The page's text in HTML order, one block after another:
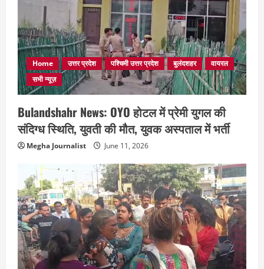
Home उत्तर प्रदेश पश्चिमी उत्तर प्रदेश बुलंदशहर
वायरल
सभी न्यूज़
Bulandshahr News: OYO होटल में प्रेमी युगल की
संदिग्ध स्थिति, युवती की मौत, युवक अस्पताल में भर्ती
Megha Journalist June 11, 2026